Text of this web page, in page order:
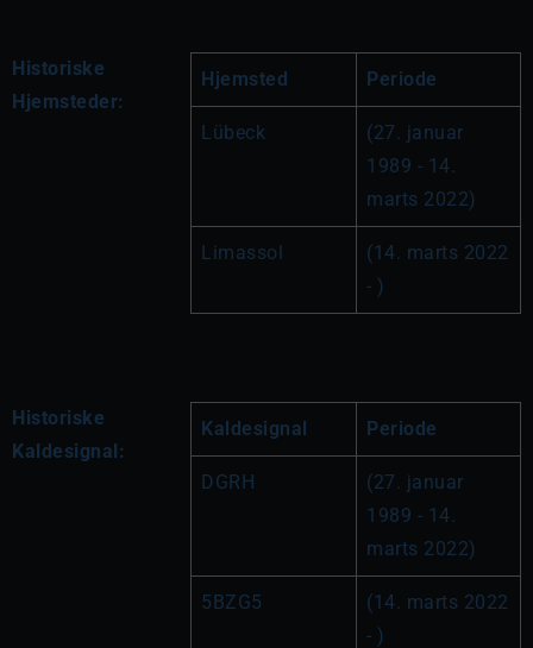
Historiske
Hjemsteder:
Hjemsted Periode
Lübeck
(27. januar
1989 - 14.
marts 2022)
Limassol
(14. marts 2022
- )
Historiske
Kaldesignal:
Kaldesignal Periode
DGRH
(27. januar
1989 - 14.
marts 2022)
5BZG5
(14. marts 2022
- )